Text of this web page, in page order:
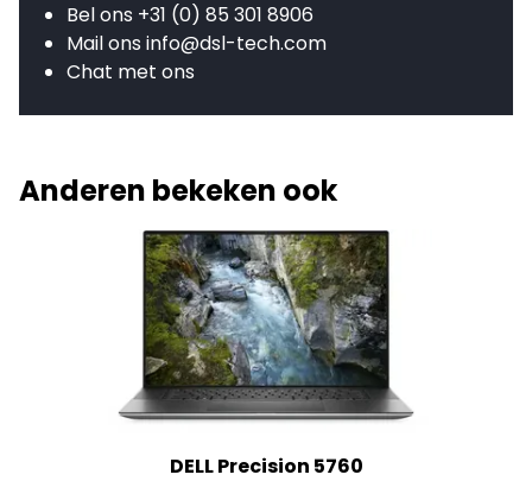
Bel ons +31 (0) 85 301 8906
Mail ons info@dsl-tech.com
Chat met ons
Anderen bekeken ook
DELL Precision 5760